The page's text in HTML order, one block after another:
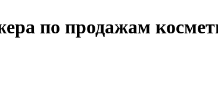
по продажам